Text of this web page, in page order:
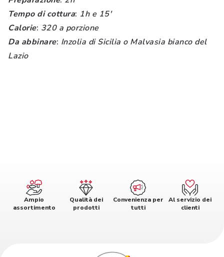
Tempo di cottura: 1h e 15'
Calorie: 320 a porzione
Da abbinare: Inzolia di Sicilia o Malvasia bianco del
Lazio
Ampio
assortimento
Qualità dei
prodotti
Convenienza per
tutti
Al servizio dei
clienti